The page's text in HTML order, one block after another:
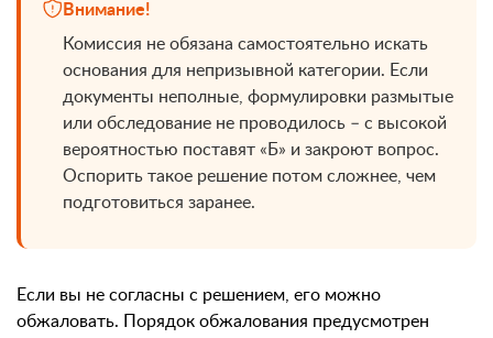
Внимание!
Комиссия не обязана самостоятельно искать
основания для непризывной категории. Если
документы неполные, формулировки размытые
или обследование не проводилось – с высокой
вероятностью поставят «Б» и закроют вопрос.
Оспорить такое решение потом сложнее, чем
подготовиться заранее.
Если вы не согласны с решением, его можно
обжаловать. Порядок обжалования предусмотрен